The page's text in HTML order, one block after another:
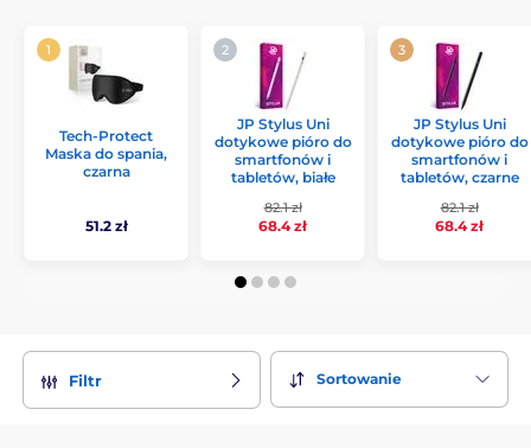
Tech-Protect
Maska do spania,
czarna
51.2 zł
JP Stylus Uni
dotykowe pióro do
smartfonów i
tabletów, białe
82.1 zł
68.4 zł
JP Stylus Uni
dotykowe pióro do
smartfonów i
tabletów, czarne
82.1 zł
68.4 zł
Filtr Sortowanie